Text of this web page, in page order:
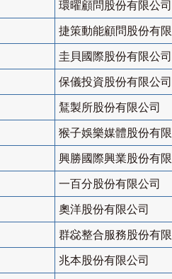
環曜顧問股份有限公司
捷策動能顧問股份有限
圭貝國際股份有限公司
保儀投資股份有限公司
鵟製所股份有限公司
猴子娛樂媒體股份有限
興勝國際興業股份有限
一百分股份有限公司
奧洋股份有限公司
群惢整合服務股份有限
兆本股份有限公司